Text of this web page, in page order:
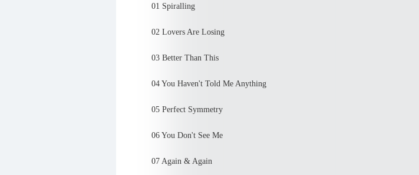
01 Spiralling
02 Lovers Are Losing
03 Better Than This
04 You Haven't Told Me Anything
05 Perfect Symmetry
06 You Don't See Me
07 Again & Again